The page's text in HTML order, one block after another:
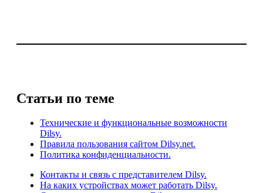
Статьи по теме
Технические и функциональные возможности
Dilsy.
Правила пользования сайтом Dilsy.net.
Политика конфиденциальности.
Контакты и связь с представителем Dilsy.
На каких устройствах может работать Dilsy.